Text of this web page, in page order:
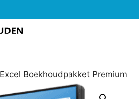
Excel Boekhoudpakket Premium